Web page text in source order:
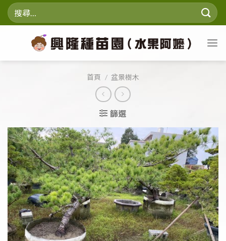
Skip
搜
尋
首頁 / 盆景樹木
篩選